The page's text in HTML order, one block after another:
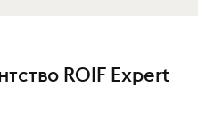
ROIF Expert